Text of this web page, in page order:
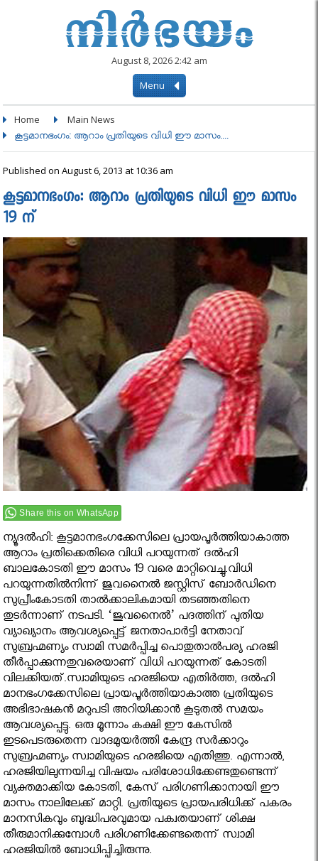
August 8, 2026 2:42 am
Menu
Home Main News
കൂട്ടമാനഭംഗം: ആറാം പ്രതിയുടെ വിധി ഈ മാസം....
Published on August 6, 2013 at 10:36 am
കൂട്ടമാനഭംഗം: ആറാം പ്രതിയുടെ വിധി ഈ മാസം
19 ന്
Share this on WhatsApp
ന്യൂദല്‍ഹി: കൂട്ടമാനഭംഗക്കേസിലെ പ്രായപൂര്‍ത്തിയാകാത്ത
ആറാം പ്രതിക്കെതിരെ വിധി പറയുന്നത് ദല്‍ഹി
ബാലകോടതി ഈ മാസം 19 വരെ മാറ്റിവെച്ചു.വിധി
പറയുന്നതില്‍നിന്ന് ജുവനൈല്‍ ജസ്റ്റിസ് ബോര്‍ഡിനെ
സുപ്രീംകോടതി താല്‍ക്കാലികമായി തടഞ്ഞതിനെ
തുടര്‍ന്നാണ് നടപടി. ‘ജുവനൈല്‍’ പദത്തിന് പുതിയ
വ്യാഖ്യാനം ആവശ്യപ്പെട്ട് ജനതാപാര്‍ട്ടി നേതാവ്
സുബ്രഹ്മണ്യം സ്വാമി സമര്‍പ്പിച്ച പൊതുതാല്‍പര്യ ഹരജി
തീര്‍പ്പാക്കുന്നതുവരെയാണ് വിധി പറയുന്നത് കോടതി
വിലക്കിയത്.സ്വാമിയുടെ ഹരജിയെ എതിര്‍ത്ത, ദല്‍ഹി
മാനഭംഗക്കേസിലെ പ്രായപൂര്‍ത്തിയാകാത്ത പ്രതിയുടെ
അഭിഭാഷകന്‍ മറുപടി അറിയിക്കാന്‍ കൂടുതല്‍ സമയം
ആവശ്യപ്പെട്ടു. ഒരു മൂന്നാം കക്ഷി ഈ കേസില്‍
ഇടപെടരുതെന്ന വാദമുയര്‍ത്തി കേന്ദ്ര സര്‍ക്കാറും
സുബ്രഹ്മണ്യം സ്വാമിയുടെ ഹരജിയെ എതിത്തു. എന്നാല്‍,
ഹരജിയിലുന്നയിച്ച വിഷയം പരിശോധിക്കേണ്ടതുണ്ടെന്ന്
വ്യക്തമാക്കിയ കോടതി, കേസ് പരിഗണിക്കാനായി ഈ
മാസം നാലിലേക്ക് മാറ്റി. പ്രതിയുടെ പ്രായപരിധിക്ക് പകരം
മാനസികവും ബുദ്ധിപരവുമായ പക്വതയാണ് ശിക്ഷ
തീരുമാനിക്കുമ്പോള്‍ പരിഗണിക്കേണ്ടതെന്ന് സ്വാമി
ഹരജിയില്‍ ബോധിപ്പിച്ചിരുന്നു.